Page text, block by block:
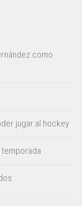
como
jugar al hockey
temporada